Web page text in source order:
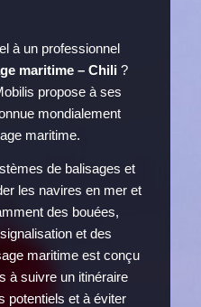
à un professionnel
maritime – Chili?
propose à ses
mondialement
maritime.
de balisages et
les navires en mer et
des bouées,
et des
maritime est conçu
à suivre un itinéraire
potentiels et à éviter